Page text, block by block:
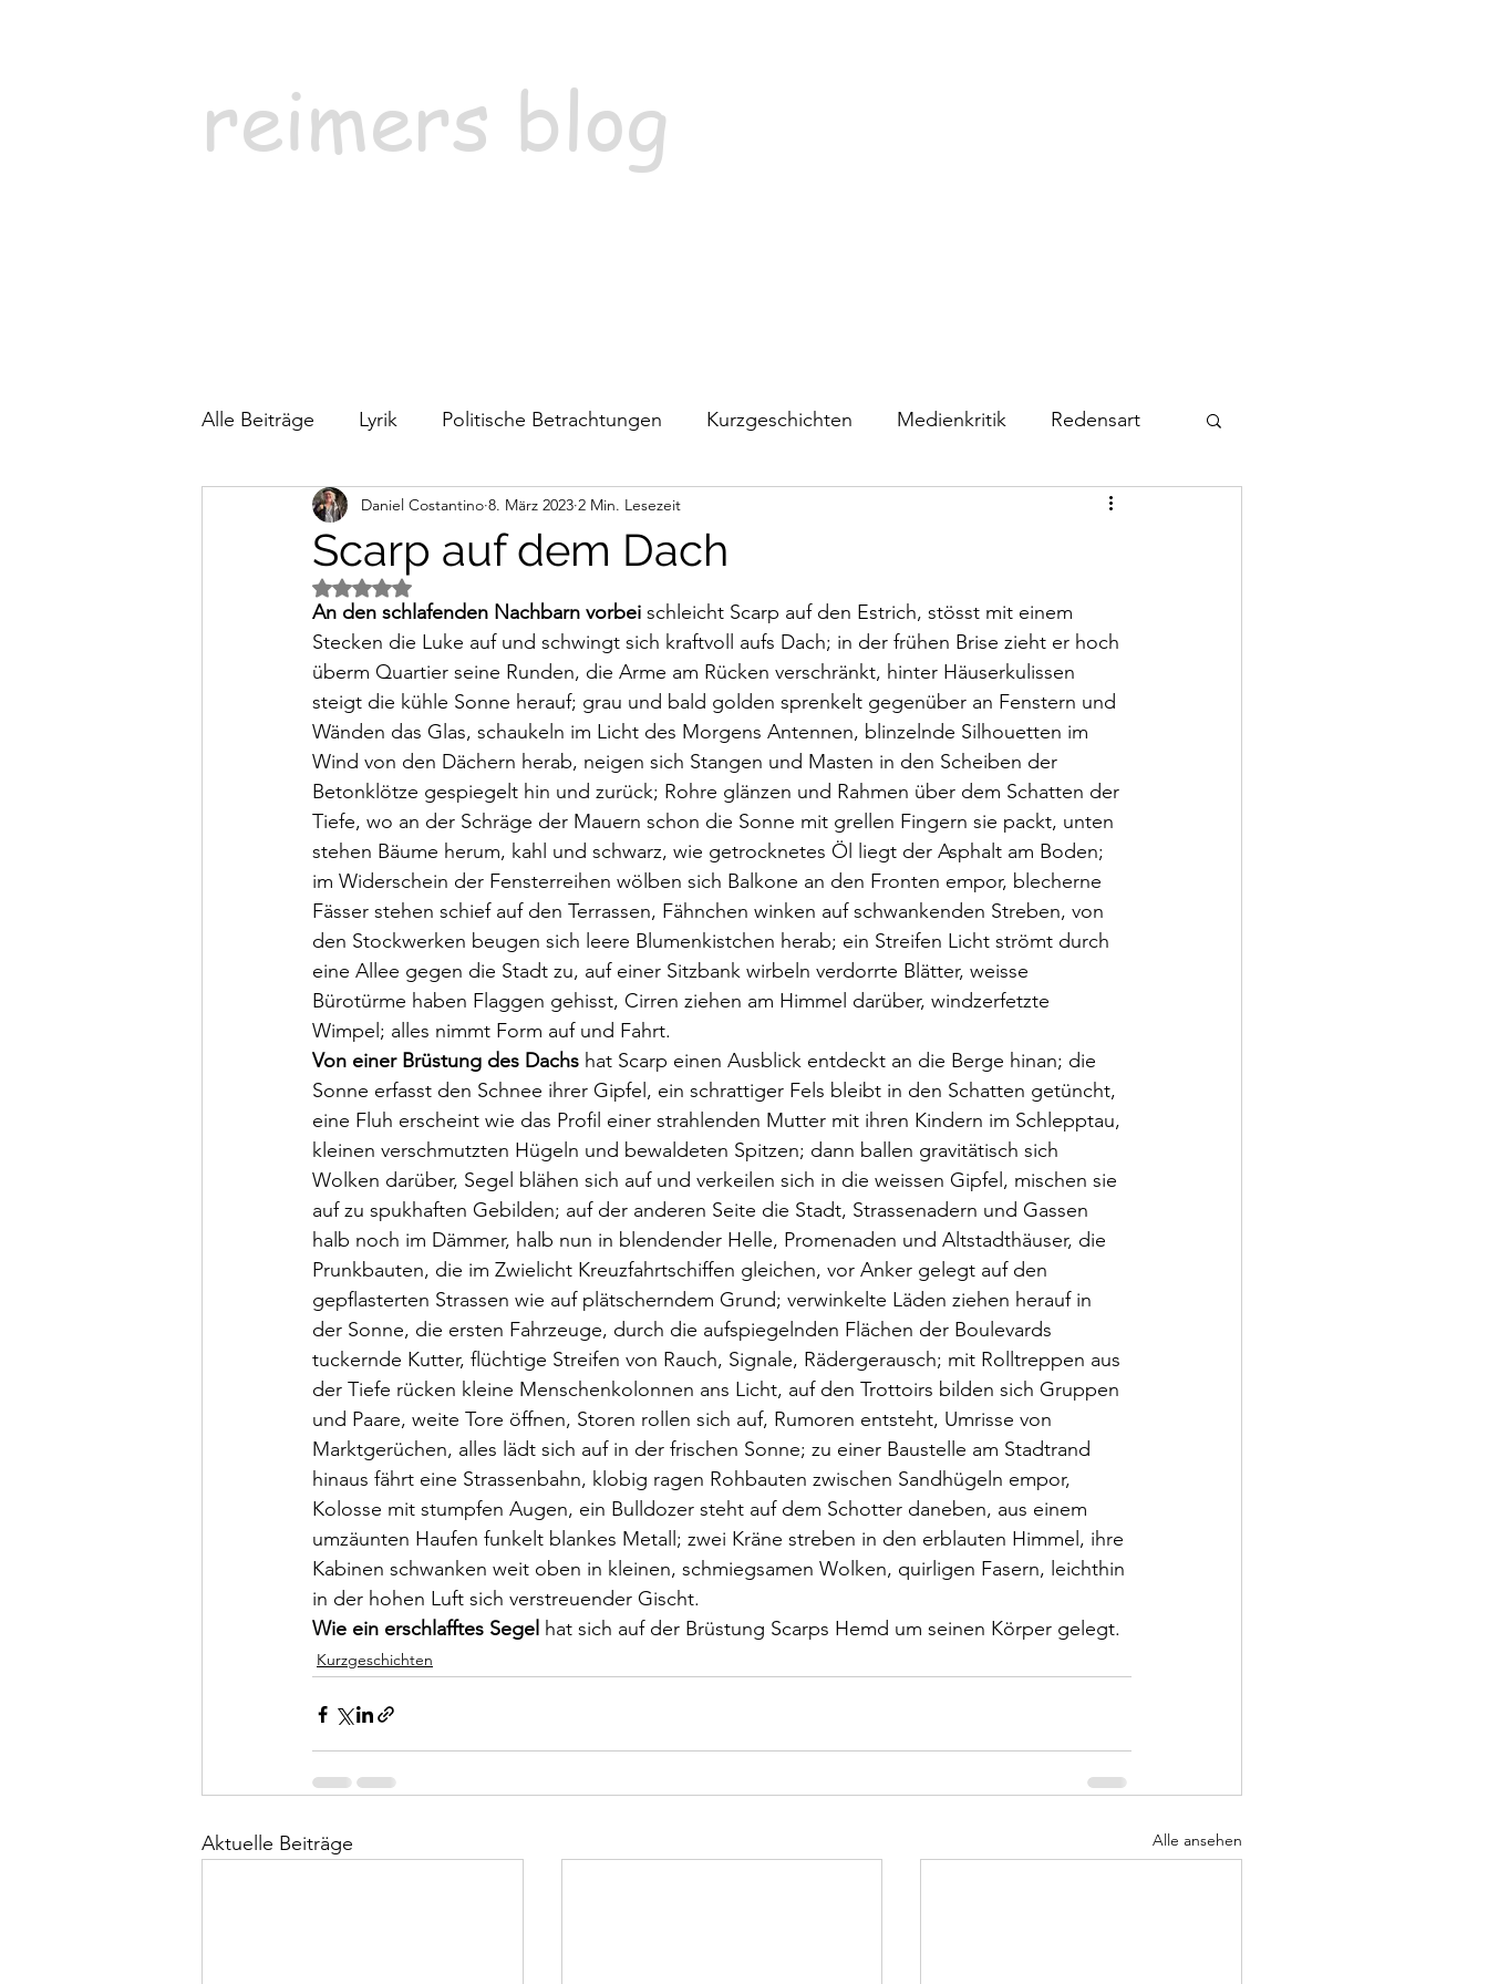
reimers blog
Alle Beiträge Lyrik Politische Betrachtungen Kurzgeschichten Medienkritik Redensart
Alltagsimpressionen Videos Gedanken
Scarp auf dem Dach
Daniel Costantino 8. März 2023 2 Min. Lesezeit
Mit NaN von 5 Sternen bewertet.
An den schlafenden Nachbarn vorbei schleicht Scarp auf den Estrich, stösst mit einem
Stecken die Luke auf und schwingt sich kraftvoll aufs Dach; in der frühen Brise zieht er hoch
überm Quartier seine Runden, die Arme am Rücken verschränkt, hinter Häuserkulissen
steigt die kühle Sonne herauf; grau und bald golden sprenkelt gegenüber an Fenstern und
Wänden das Glas, schaukeln im Licht des Morgens Antennen, blinzelnde Silhouetten im
Wind von den Dächern herab, neigen sich Stangen und Masten in den Scheiben der
Betonklötze gespiegelt hin und zurück; Rohre glänzen und Rahmen über dem Schatten der
Tiefe, wo an der Schräge der Mauern schon die Sonne mit grellen Fingern sie packt, unten
stehen Bäume herum, kahl und schwarz, wie getrocknetes Öl liegt der Asphalt am Boden;
im Widerschein der Fensterreihen wölben sich Balkone an den Fronten empor, blecherne
Fässer stehen schief auf den Terrassen, Fähnchen winken auf schwankenden Streben, von
den Stockwerken beugen sich leere Blumenkistchen herab; ein Streifen Licht strömt durch
eine Allee gegen die Stadt zu, auf einer Sitzbank wirbeln verdorrte Blätter, weisse
Bürotürme haben Flaggen gehisst, Cirren ziehen am Himmel darüber, windzerfetzte
Wimpel; alles nimmt Form auf und Fahrt.
Von einer Brüstung des Dachs hat Scarp einen Ausblick entdeckt an die Berge hinan; die
Sonne erfasst den Schnee ihrer Gipfel, ein schrattiger Fels bleibt in den Schatten getüncht,
eine Fluh erscheint wie das Profil einer strahlenden Mutter mit ihren Kindern im Schlepptau,
kleinen verschmutzten Hügeln und bewaldeten Spitzen; dann ballen gravitätisch sich
Wolken darüber, Segel blähen sich auf und verkeilen sich in die weissen Gipfel, mischen sie
auf zu spukhaften Gebilden; auf der anderen Seite die Stadt, Strassenadern und Gassen
halb noch im Dämmer, halb nun in blendender Helle, Promenaden und Altstadthäuser, die
Prunkbauten, die im Zwielicht Kreuzfahrtschiffen gleichen, vor Anker gelegt auf den
gepflasterten Strassen wie auf plätscherndem Grund; verwinkelte Läden ziehen herauf in
der Sonne, die ersten Fahrzeuge, durch die aufspiegelnden Flächen der Boulevards
tuckernde Kutter, flüchtige Streifen von Rauch, Signale, Rädergerausch; mit Rolltreppen aus
der Tiefe rücken kleine Menschenkolonnen ans Licht, auf den Trottoirs bilden sich Gruppen
und Paare, weite Tore öffnen, Storen rollen sich auf, Rumoren entsteht, Umrisse von
Marktgerüchen, alles lädt sich auf in der frischen Sonne; zu einer Baustelle am Stadtrand
hinaus fährt eine Strassenbahn, klobig ragen Rohbauten zwischen Sandhügeln empor,
Kolosse mit stumpfen Augen, ein Bulldozer steht auf dem Schotter daneben, aus einem
umzäunten Haufen funkelt blankes Metall; zwei Kräne streben in den erblauten Himmel, ihre
Kabinen schwanken weit oben in kleinen, schmiegsamen Wolken, quirligen Fasern, leichthin
in der hohen Luft sich verstreuender Gischt.
Wie ein erschlafftes Segel hat sich auf der Brüstung Scarps Hemd um seinen Körper gelegt.
Kurzgeschichten
Aktuelle Beiträge Alle ansehen